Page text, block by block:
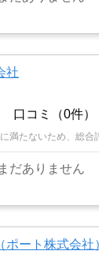
社
口コミ（0件）
満たないため、総合
だありません
ート株式会社